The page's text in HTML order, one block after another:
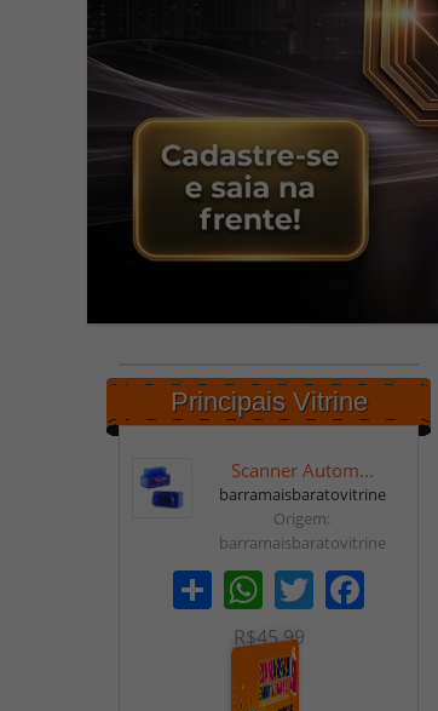
Principais Vitrine
Scanner Autom...
barramaisbaratovitrine
Origem:
barramaisbaratovitrine
Share WhatsAppTwitter Facebook
R$45,99